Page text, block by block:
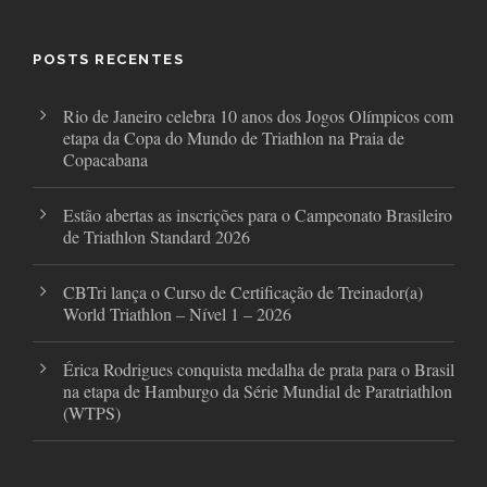
k
a
POSTS RECENTES
Rio de Janeiro celebra 10 anos dos Jogos Olímpicos com
etapa da Copa do Mundo de Triathlon na Praia de
Copacabana
Estão abertas as inscrições para o Campeonato Brasileiro
de Triathlon Standard 2026
CBTri lança o Curso de Certificação de Treinador(a)
World Triathlon – Nível 1 – 2026
Érica Rodrigues conquista medalha de prata para o Brasil
na etapa de Hamburgo da Série Mundial de Paratriathlon
(WTPS)